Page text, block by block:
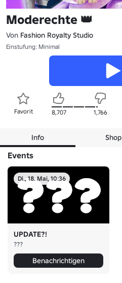
Moderechte 👑
Von Fashion Royalty Studio
Einstufung: Minimal
Favorit 8,707 1,766
Info Shop
Events
Di., 18. Mai, 10:36
UPDATE?!
???
Benachrichtigen